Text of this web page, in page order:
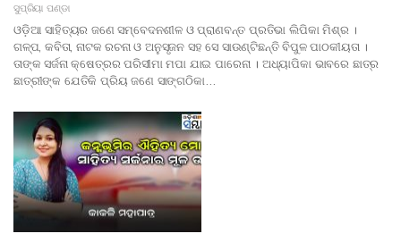
ସୁପ୍ରିୟା ପଣ୍ଡା
ଓଡ଼ିଆ ସାହିତ୍ୟର ଜଣେ ସମ୍ବେଦନଶୀଳ ଓ ପ୍ରାଣବନ୍ତ ପ୍ରତିଭା ଲିପିକା ମିଶ୍ର ।
ଗଳ୍ପ, କବିତା, ନାଟକ ରଚନା ଓ ଅନୁସୃଜନ ସହ ସେ ସାଉଣ୍ଟିଛନ୍ତି ବିପୁଳ ପାଠକୀୟତା ।
ତାଙ୍କ ସର୍ଜନା କ୍ଷେତ୍ରର ପରିସୀମା ମପା ଯାଇ ପାରେନା । ଅଧ୍ୟାପିକା ଭାବରେ ଛାତ୍ର
ଛାତ୍ରୀଙ୍କ ଯେତିକି ପ୍ରିୟ ଜଣେ ସାଙ୍ଗଠିକା…